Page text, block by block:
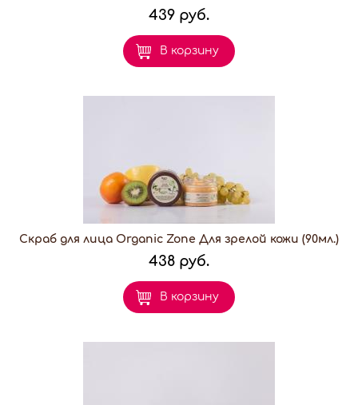
439 руб.
В корзину
Скраб для лица Organic Zone Для зрелой кожи (90мл.)
438 руб.
В корзину